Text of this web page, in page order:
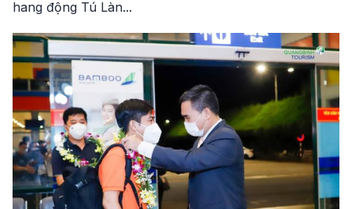
hang động Tú Làn...